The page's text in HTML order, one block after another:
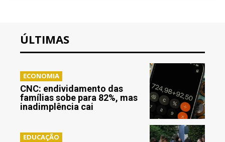
ÚLTIMAS
ECONOMIA
CNC: endividamento das
famílias sobe para 82%, mas
inadimplência cai
EDUCAÇÃO